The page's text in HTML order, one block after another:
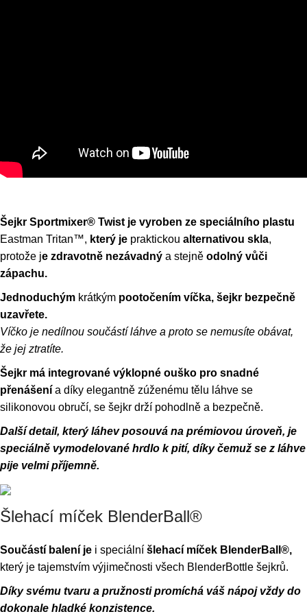
Šejkr Sportmixer® Twist je vyroben ze speciálního plastu
Eastman Tritan™, který je praktickou alternativou skla,
protože je zdravotně nezávadný a stejně odolný vůči
zápachu.
Jednoduchým krátkým pootočením víčka, šejkr bezpečně
uzavřete.
Víčko je nedílnou součástí láhve a proto se nemusíte obávat,
že jej ztratíte.
Šejkr má integrované výklopné ouško pro snadné
přenášení a díky elegantně zúženému tělu láhve se
silikonovou obručí, se šejkr drží pohodlně a bezpečně.
Další detail, který láhev posouvá na prémiovou úroveň, je
speciálně vymodelované hrdlo k pití, díky čemuž se z láhve
pije velmi příjemně.
Šlehací míček BlenderBall®
Součástí balení je i speciální šlehací míček BlenderBall®,
který je tajemstvím výjimečnosti všech BlenderBottle šejkrů.
Díky svému tvaru a pružnosti promíchá váš nápoj vždy do
dokonale hladké konzistence.